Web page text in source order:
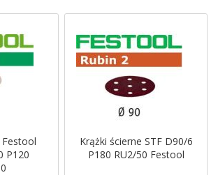
Festool
P120
Krążki ścierne STF D90/6
P180 RU2/50 Festool